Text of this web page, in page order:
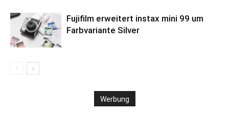
Fujifilm erweitert instax mini 99 um
Farbvariante Silver
Werbung